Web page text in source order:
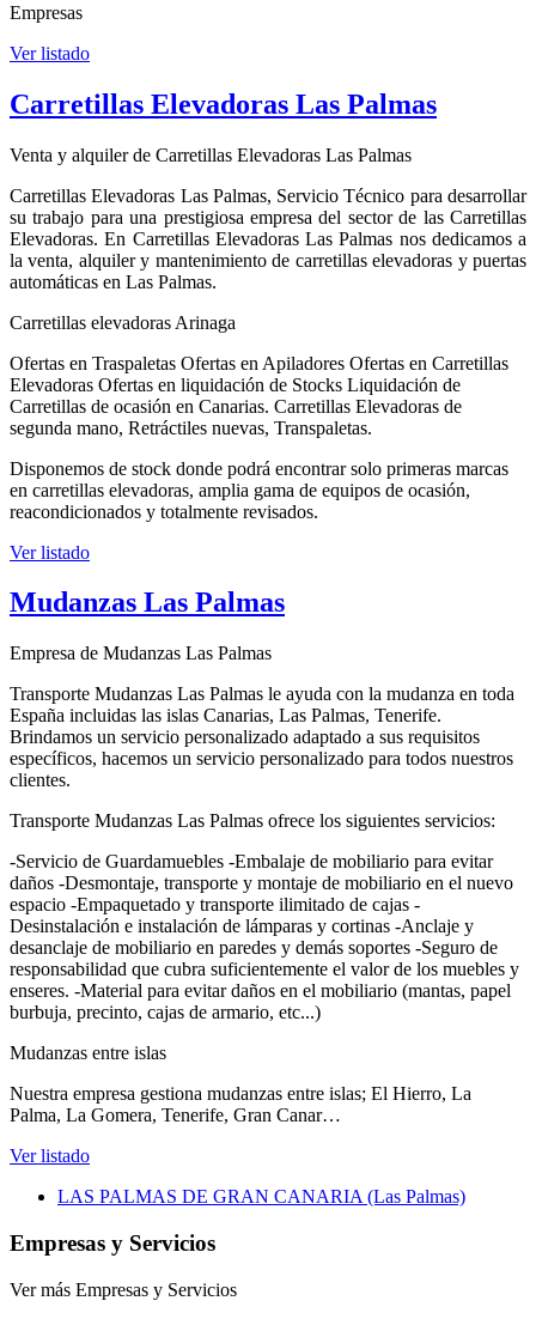
Empresas
Ver listado
Carretillas Elevadoras Las Palmas
Venta y alquiler de Carretillas Elevadoras Las Palmas
Carretillas Elevadoras Las Palmas, Servicio Técnico para desarrollar
su trabajo para una prestigiosa empresa del sector de las Carretillas
Elevadoras. En Carretillas Elevadoras Las Palmas nos dedicamos a
la venta, alquiler y mantenimiento de carretillas elevadoras y puertas
automáticas en Las Palmas.
Carretillas elevadoras Arinaga
Ofertas en Traspaletas Ofertas en Apiladores Ofertas en Carretillas
Elevadoras Ofertas en liquidación de Stocks Liquidación de
Carretillas de ocasión en Canarias. Carretillas Elevadoras de
segunda mano, Retráctiles nuevas, Transpaletas.
Disponemos de stock donde podrá encontrar solo primeras marcas
en carretillas elevadoras, amplia gama de equipos de ocasión,
reacondicionados y totalmente revisados.
Ver listado
Mudanzas Las Palmas
Empresa de Mudanzas Las Palmas
Transporte Mudanzas Las Palmas le ayuda con la mudanza en toda
España incluidas las islas Canarias, Las Palmas, Tenerife.
Brindamos un servicio personalizado adaptado a sus requisitos
específicos, hacemos un servicio personalizado para todos nuestros
clientes.
Transporte Mudanzas Las Palmas ofrece los siguientes servicios:
-Servicio de Guardamuebles -Embalaje de mobiliario para evitar
daños -Desmontaje, transporte y montaje de mobiliario en el nuevo
espacio -Empaquetado y transporte ilimitado de cajas -
Desinstalación e instalación de lámparas y cortinas -Anclaje y
desanclaje de mobiliario en paredes y demás soportes -Seguro de
responsabilidad que cubra suficientemente el valor de los muebles y
enseres. -Material para evitar daños en el mobiliario (mantas, papel
burbuja, precinto, cajas de armario, etc...)
Mudanzas entre islas
Nuestra empresa gestiona mudanzas entre islas; El Hierro, La
Palma, La Gomera, Tenerife, Gran Canar…
Ver listado
LAS PALMAS DE GRAN CANARIA (Las Palmas)
Empresas y Servicios
Ver más Empresas y Servicios